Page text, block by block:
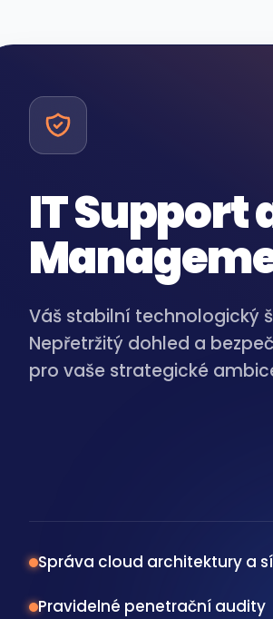
IT Support
Váš stabilní technologický
Nepřetržitý dohled a
pro vaše strategické
Správa cloud architektury a
Pravidelné penetrační audity